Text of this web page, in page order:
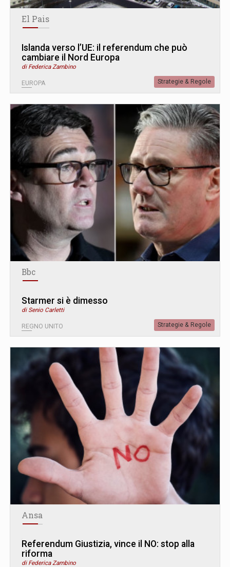
El Pais
Islanda verso l’UE: il referendum che può
cambiare il Nord Europa
di Federica Zambino
EUROPA Strategie & Regole
Bbc
Starmer si è dimesso
di Senio Carletti
REGNO UNITO Strategie & Regole
Ansa
Referendum Giustizia, vince il NO: stop alla
riforma
di Federica Zambino